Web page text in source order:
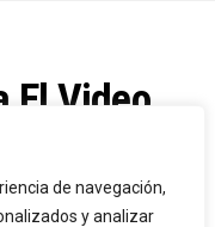
de navegación,
y analizar
El Video
El